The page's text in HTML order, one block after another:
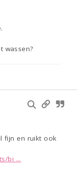
wassen?
fijn en ruikt ook
bi ...